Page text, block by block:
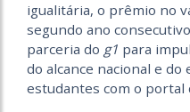
igualitária, o prêmio no
segundo ano
parceria do g1 para
do alcance nacional e
estudantes com o portal